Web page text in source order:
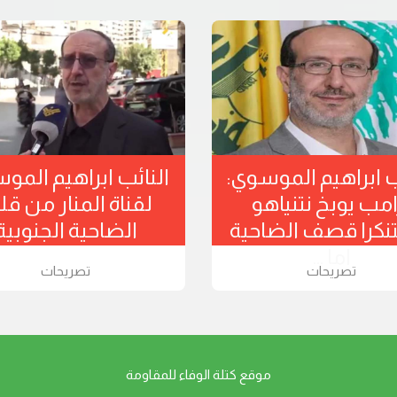
النائب ابراهيم
لقناة المنار من
الضاحية
تصريحات
ابراهيم الموسوي:
يوبخ نتنياهو
قصف الضاحية
تصريحات
موقع كتلة الوفاء للمقاومة